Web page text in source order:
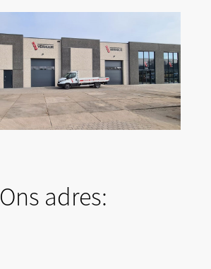
Ons adres: